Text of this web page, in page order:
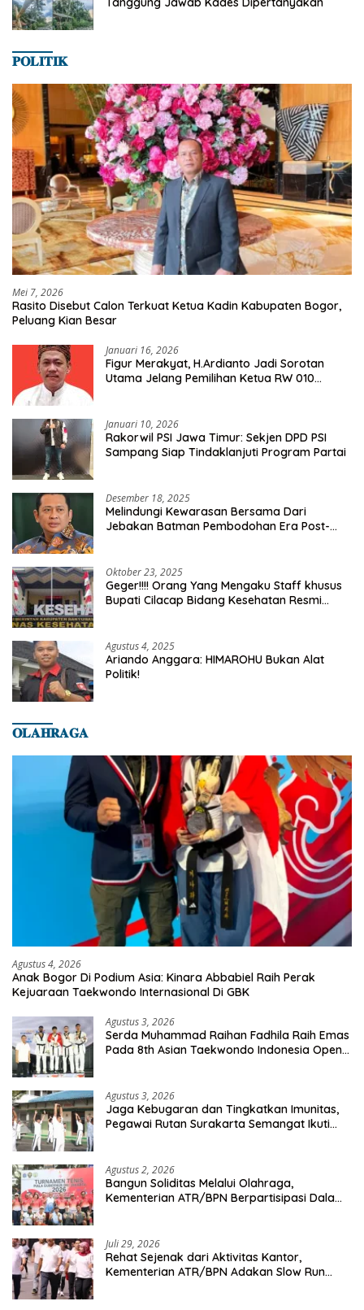
𝐏𝐎𝐋𝐈𝐓𝐈𝐊
Mei 7, 2026
Rasito Disebut Calon Terkuat Ketua Kadin Kabupaten Bogor,
Peluang Kian Besar
Januari 16, 2026
Figur Merakyat, H.Ardianto Jadi Sorotan
Utama Jelang Pemilihan Ketua RW 010
Januari 10, 2026
Rakorwil PSI Jawa Timur: Sekjen DPD PSI
Sampang Siap Tindaklanjuti Program Partai
Desember 18, 2025
Melindungi Kewarasan Bersama Dari
Jebakan Batman Pembodohan Era Post-
Oktober 23, 2025
Geger!!!! Orang Yang Mengaku Staff khusus
Bupati Cilacap Bidang Kesehatan Resmi
Agustus 4, 2025
Ariando Anggara: HIMAROHU Bukan Alat
Politik!
𝐎𝐋𝐀𝐇𝐑𝐀𝐆𝐀
Agustus 4, 2026
Anak Bogor Di Podium Asia: Kinara Abbabiel Raih Perak
Kejuaraan Taekwondo Internasional Di GBK
Agustus 3, 2026
Serda Muhammad Raihan Fadhila Raih Emas
Pada 8th Asian Taekwondo Indonesia Open
Agustus 3, 2026
Jaga Kebugaran dan Tingkatkan Imunitas,
Pegawai Rutan Surakarta Semangat Ikuti
Agustus 2, 2026
Bangun Soliditas Melalui Olahraga,
Kementerian ATR/BPN Berpartisipasi Dalam
Juli 29, 2026
Rehat Sejenak dari Aktivitas Kantor,
Kementerian ATR/BPN Adakan Slow Run